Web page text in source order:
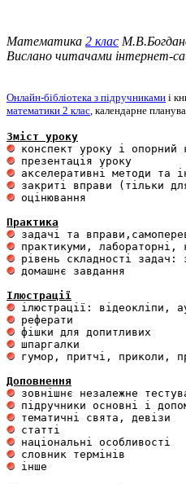
Математика 2 клас
Вислано читачами iнтернет-
Онлайн-бібліотека з підручниками і
математики 2 клас, календарне
Зміст уроку
оцінювання
Практика
домашнє завдання
Ілюстрації
гумор, притчі, приколи,
Доповнення
інше